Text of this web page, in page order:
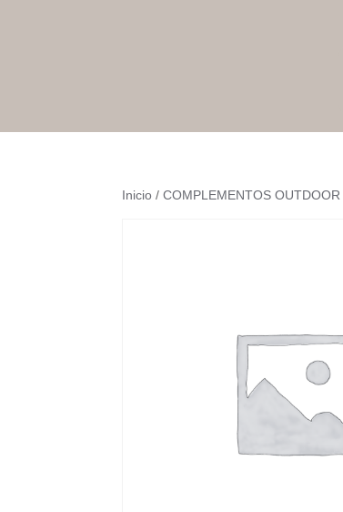
Inicio /COMPLEMENTOS OUTDOOR